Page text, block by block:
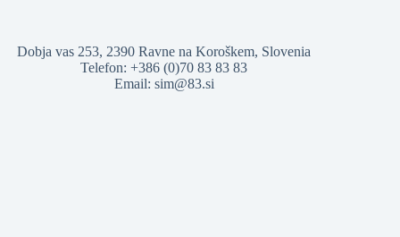
Dobja vas 253, 2390 Ravne na Koroškem, Slovenia
Telefon: +386 (0)70 83 83 83
Email: sim@83.si